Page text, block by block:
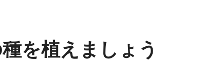
を植えましょう